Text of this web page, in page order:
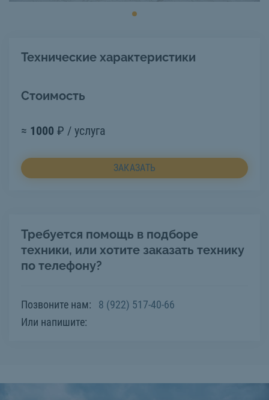
Технические характеристики
Стоимость
≈ 1000 ₽ / услуга
ЗАКАЗАТЬ
Требуется помощь в подборе
техники, или хотите заказать технику
по телефону?
Позвоните нам:
8 (922) 517-40-66
Или напишите: